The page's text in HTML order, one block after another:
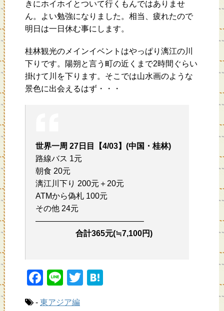
きにホイホイとついて行くもんではありませ
ん。よい勉強になりました。相当、疲れたので
明日は一日休む事にします。
桂林観光のメインイベントはやっぱり漓江の川
下りです。陽朔と言う町の近くまで2時間ぐらい
掛けて川を下ります。そこでは山水画のような
景色に出会えるはず・・・
世界一周 27日目【4/03】(中国・桂林)
路線バス 1元
朝食 20元
漓江川下り 200元＋20元
ATMから偽札 100元
その他 24元
—————————————–
合計365元(≒7,100円)
F
Li
T
- 東アジア編